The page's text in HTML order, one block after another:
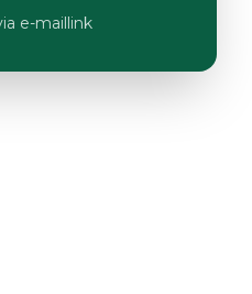
e-maillink